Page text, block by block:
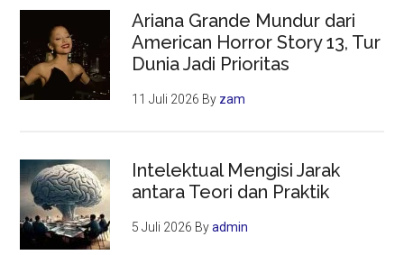
Ariana Grande Mundur dari
American Horror Story 13, Tur
Dunia Jadi Prioritas
11 Juli 2026 By zam
Intelektual Mengisi Jarak
antara Teori dan Praktik
5 Juli 2026 Byadmin